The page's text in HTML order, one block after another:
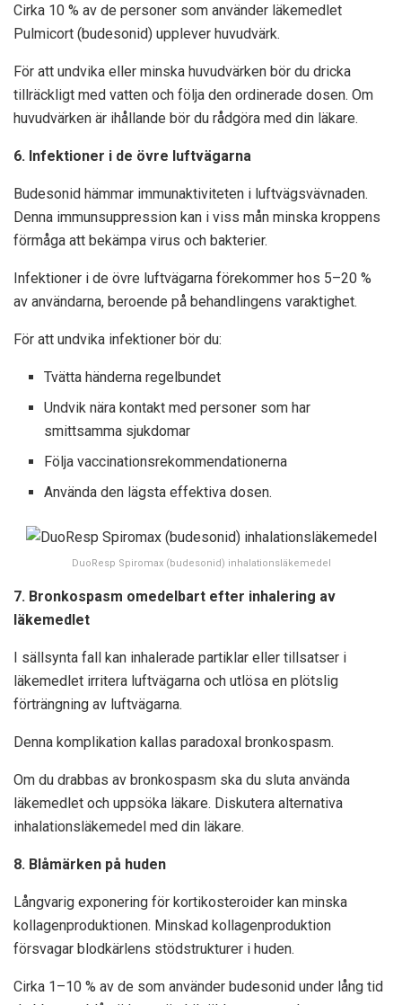
Cirka 10 % av de personer som använder läkemedlet
Pulmicort (budesonid) upplever huvudvärk.
För att undvika eller minska huvudvärken bör du dricka
tillräckligt med vatten och följa den ordinerade dosen. Om
huvudvärken är ihållande bör du rådgöra med din läkare.
6. Infektioner i de övre luftvägarna
Budesonid hämmar immunaktiviteten i luftvägsvävnaden.
Denna immunsuppression kan i viss mån minska kroppens
förmåga att bekämpa virus och bakterier.
Infektioner i de övre luftvägarna förekommer hos 5–20 %
av användarna, beroende på behandlingens varaktighet.
För att undvika infektioner bör du:
Tvätta händerna regelbundet
Undvik nära kontakt med personer som har
smittsamma sjukdomar
Följa vaccinationsrekommendationerna
Använda den lägsta effektiva dosen.
DuoResp Spiromax (budesonid) inhalationsläkemedel
7. Bronkospasm omedelbart efter inhalering av
läkemedlet
I sällsynta fall kan inhalerade partiklar eller tillsatser i
läkemedlet irritera luftvägarna och utlösa en plötslig
förträngning av luftvägarna.
Denna komplikation kallas paradoxal bronkospasm.
Om du drabbas av bronkospasm ska du sluta använda
läkemedlet och uppsöka läkare. Diskutera alternativa
inhalationsläkemedel med din läkare.
8. Blåmärken på huden
Långvarig exponering för kortikosteroider kan minska
kollagenproduktionen. Minskad kollagenproduktion
försvagar blodkärlens stödstrukturer i huden.
Cirka 1–10 % av de som använder budesonid under lång tid